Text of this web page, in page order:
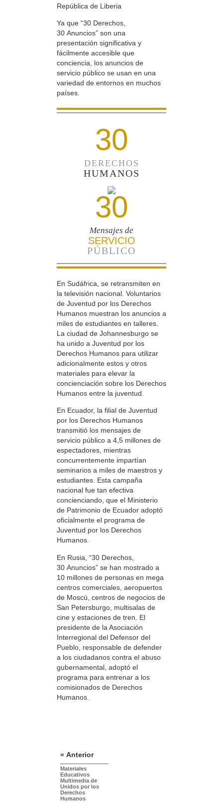
República de Liberia
Ya que “30 Derechos,
30 Anuncios” son una
presentación significativa y
fácilmente accesible que
conciencia, los anuncios de
servicio público se usan en una
variedad de entornos en muchos
países.
30
DERECHOS
HUMANOS
30
Mensajes de
SERVICIO
PÚBLICO
En Sudáfrica, se retransmiten en
la televisión nacional. Voluntarios
de Juventud por los Derechos
Humanos muestran los anuncios a
miles de estudiantes en talleres.
La ciudad de Johannesburgo se
ha unido a Juventud por los
Derechos Humanos para utilizar
adicionalmente estos y otros
materiales para elevar la
concienciación sobre los Derechos
Humanos entre la juventud.
En Ecuador, la filial de Juventud
por los Derechos Humanos
transmitió los mensajes de
servicio público a 4,5 millones de
espectadores, mientras
concurrentemente impartían
seminarios a miles de maestros y
estudiantes. Esta campaña
nacional fue tan efectiva
concienciando, que el Ministerio
de Patrimonio de Ecuador adoptó
oficialmente el programa de
Juventud por los Derechos
Humanos.
En Rusia, “30 Derechos,
30 Anuncios” se han mostrado a
10 millones de personas en mega
centros comerciales, aeropuertos
de Moscú, centros de negocios de
San Petersburgo, multisalas de
cine y estaciones de tren. El
presidente de la Asociación
Interregional del Defensor del
Pueblo, responsable de defender
a los ciudadanos contra el abuso
gubernamental, adoptó el
programa para entrenar a los
comisionados de Derechos
Humanos.
« Anterior
Materiales
Educativos
Multimedia de
Unidos por los
Derechos
Humanos